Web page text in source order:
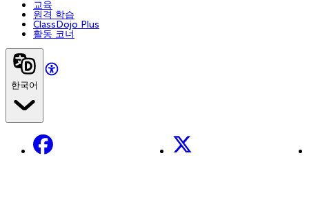
교육
원격 학습
ClassDojo Plus
활동 코너
한국어
Facebook X